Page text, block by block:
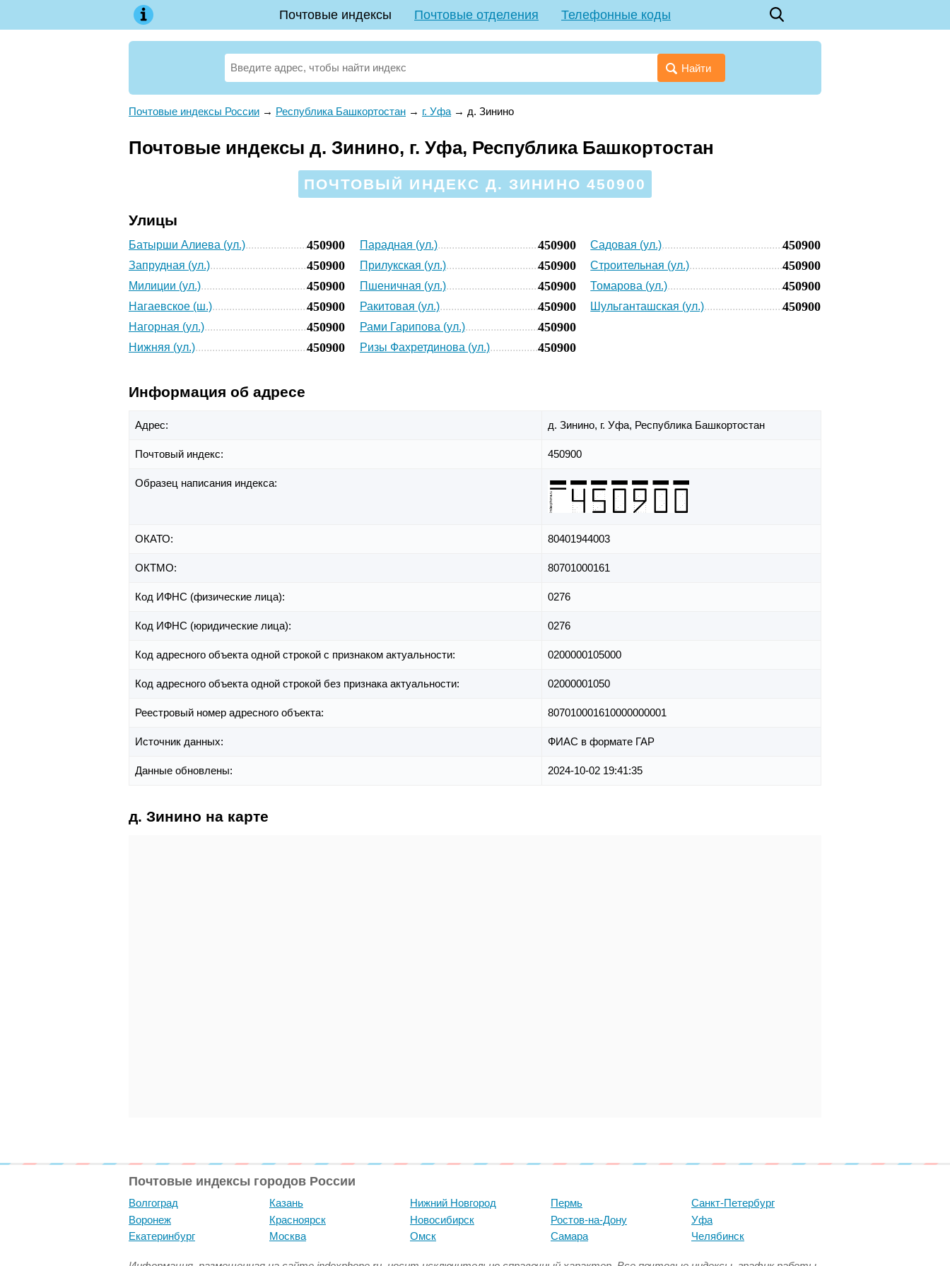
Почтовые индексы Почтовые отделения Телефонные коды
Найти
Почтовые индексы России → Республика Башкортостан → г. Уфа → д. Зинино
Почтовые индексы д. Зинино, г. Уфа, Республика Башкортостан
ПОЧТОВЫЙ ИНДЕКС Д. ЗИНИНО 450900
Улицы
Батырши Алиева (ул.) 450900
Запрудная (ул.) 450900
Милиции (ул.) 450900
Нагаевское (ш.) 450900
Нагорная (ул.) 450900
Нижняя (ул.) 450900
Парадная (ул.) 450900
Прилукская (ул.) 450900
Пшеничная (ул.) 450900
Ракитовая (ул.) 450900
Рами Гарипова (ул.) 450900
Ризы Фахретдинова (ул.) 450900
Садовая (ул.) 450900
Строительная (ул.) 450900
Томарова (ул.) 450900
Шульганташская (ул.) 450900
Информация об адресе
Адрес: д. Зинино, г. Уфа, Республика Башкортостан
Почтовый индекс: 450900
Образец написания индекса:
ОКАТО: 80401944003
ОКТМО: 80701000161
Код ИФНС (физические лица): 0276
Код ИФНС (юридические лица): 0276
Код адресного объекта одной строкой с признаком актуальности: 0200000105000
Код адресного объекта одной строкой без признака актуальности: 02000001050
Реестровый номер адресного объекта: 807010001610000000001
Источник данных: ФИАС в формате ГАР
Данные обновлены: 2024-10-02 19:41:35
д. Зинино на карте
Почтовые индексы городов России
Волгоград
Воронеж
Екатеринбург
Казань
Красноярск
Москва
Нижний Новгород
Новосибирск
Омск
Пермь
Ростов-на-Дону
Самара
Санкт-Петербург
Уфа
Челябинск